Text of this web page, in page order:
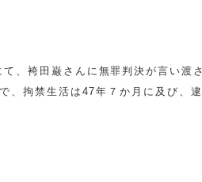
、袴田巌さんに無罪判決が言い渡さ
、拘禁生活は47年７か月に及び、逮